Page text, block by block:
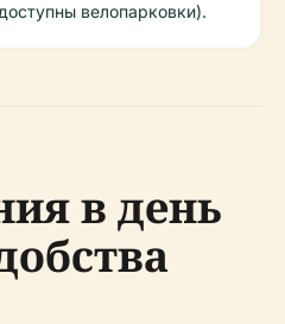
велопарковки).
в день